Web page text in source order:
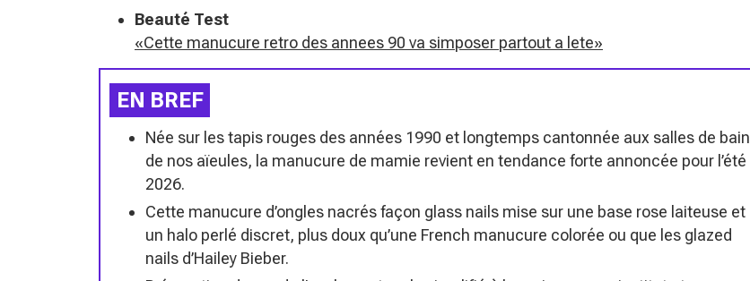
Beauté Test
«Cette manucure retro des annees 90 va simposer partout a lete»
EN BREF
Née sur les tapis rouges des années 1990 et longtemps cantonnée aux salles de bain
de nos aïeules, la manucure de mamie revient en tendance forte annoncée pour l’été
2026.
Cette manucure d’ongles nacrés façon glass nails mise sur une base rose laiteuse et
un halo perlé discret, plus doux qu’une French manucure colorée ou que les glazed
nails d’Hailey Bieber.